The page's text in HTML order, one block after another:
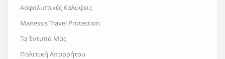
Ασφαλιστικές Καλύψεις
Manessis Travel Protection
Τα Έντυπά Μας
Πολιτική Απορρήτου